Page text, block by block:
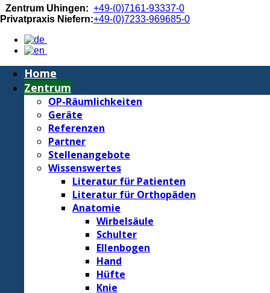
Zentrum Uhingen: +49-(0)7161-93337-0
Privatpraxis Niefern:+49-(0)7233-969685-0
Home
Zentrum
OP-Räumlichkeiten
Geräte
Referenzen
Partner
Stellenangebote
Wissenswertes
Literatur für Patienten
Literatur für Orthopäden
Anatomie
Wirbelsäule
Schulter
Ellenbogen
Hand
Hüfte
Knie